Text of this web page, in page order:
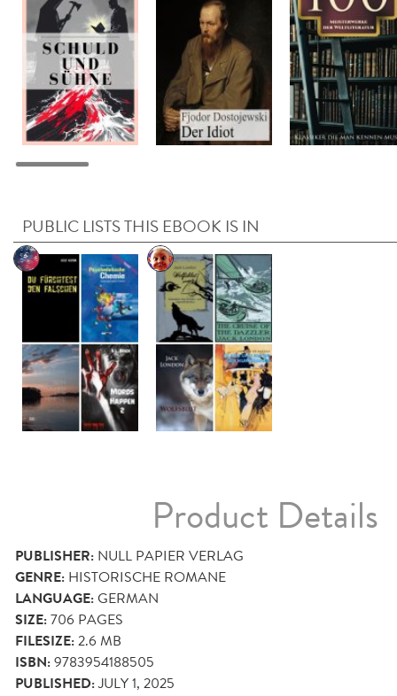
PUBLIC LISTS THIS EBOOK IS IN
Product Details
PUBLISHER: NULL PAPIER VERLAG
GENRE: HISTORISCHE ROMANE
LANGUAGE:GERMAN
SIZE:706 PAGES
FILESIZE:2.6 MB
ISBN:9783954188505
PUBLISHED:JULY 1, 2025